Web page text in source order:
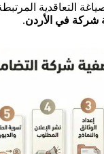
التعاقدية
شركة في الأردن.